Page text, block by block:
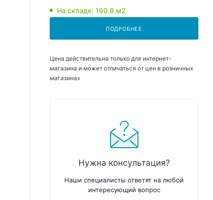
На складе: 190.8 м2
ПОДРОБНЕЕ
Цена действительна только для интернет-
магазина и может отличаться от цен в розничных
магазинах
Нужна консультация?
Наши специалисты ответят на любой
интересующий вопрос